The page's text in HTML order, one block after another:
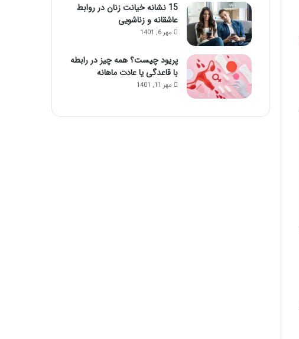
15 نشانه خیانت زنان در روابط
عاشقانه و زناشویی
مهر 6, 1401
پریود چیست؟ همه چیز در رابطه
با قاعدگی یا عادت ماهانه
مهر 11, 1401